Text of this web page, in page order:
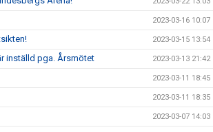
2023-03-16 10:07
2023-03-15 13:54
inställd pga. Årsmötet 2023-03-13 21:42
2023-03-11 18:45
2023-03-11 18:35
2023-03-07 14:03